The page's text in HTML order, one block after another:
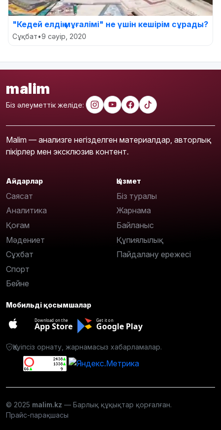
"Кедей елдің мұғалімі" не үшін кешірім сұрады?
Сұқбат•9 сәуір, 2020
malim
Біз әлеуметтік желіде:
Malim — анализге негізделген материалдар, авторлық
пікірлер мен эксклюзив контент.
Айдарлар
Саясат
Аналитика
Қоғам
Мәдениет
Сұхбат
Спорт
Бейне
Қызмет
Біз туралы
Жарнама
Байланыс
Құпиялылық
Пайдалану ережесі
Мобильді қосымшалар
Download on the
App Store
Get it on
Google Play
Қауіпсіз орнату, жарнамасыз хабарламалар.
© 2025 malim.kz — Барлық құқықтар қорғалған.
Прайс-парақшасы